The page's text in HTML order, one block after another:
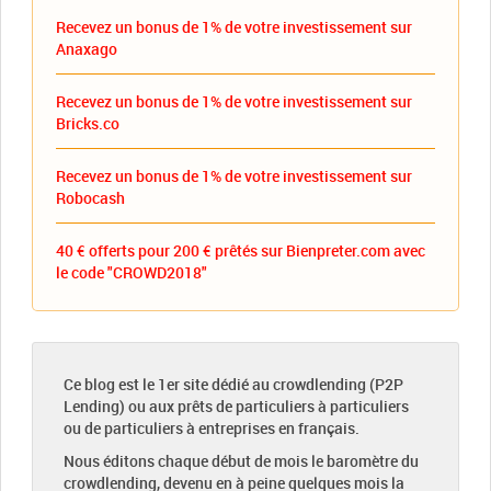
Recevez un bonus de 1% de votre investissement sur
Anaxago
Recevez un bonus de 1% de votre investissement sur
Bricks.co
Recevez un bonus de 1% de votre investissement sur
Robocash
40 € offerts pour 200 € prêtés sur Bienpreter.com avec
le code "CROWD2018"
Ce blog est le 1er site dédié au crowdlending (P2P
Lending) ou aux prêts de particuliers à particuliers
ou de particuliers à entreprises en français.
Nous éditons chaque début de mois le baromètre du
crowdlending, devenu en à peine quelques mois la